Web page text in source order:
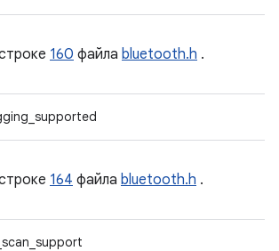
160 файла bluetooth.h .
164 файла bluetooth.h .